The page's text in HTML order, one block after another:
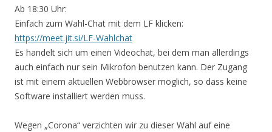
Ab 18:30 Uhr:
Einfach zum Wahl-Chat mit dem LF klicken:
https://meet.jit.si/LF-Wahlchat
Es handelt sich um einen Videochat, bei dem man allerdings
auch einfach nur sein Mikrofon benutzen kann. Der Zugang
ist mit einem aktuellen Webbrowser möglich, so dass keine
Software installiert werden muss.
Wegen „Corona“ verzichten wir zu dieser Wahl auf eine